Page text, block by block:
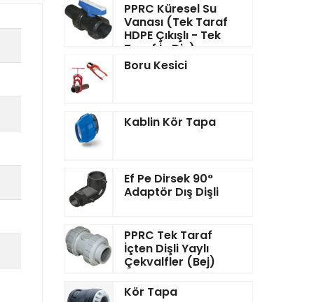
PPRC Küresel Su
Vanası (Tek Taraf
HDPE Çıkışlı - Tek
Taraf İç Diş)
Boru Kesici
Kablin Kör Tapa
Ef Pe Dirsek 90°
Adaptör Dış Dişli
PPRC Tek Taraf
İçten Dişli Yaylı
Çekvalfler (Bej)
Kör Tapa